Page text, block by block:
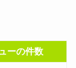
ーの件数